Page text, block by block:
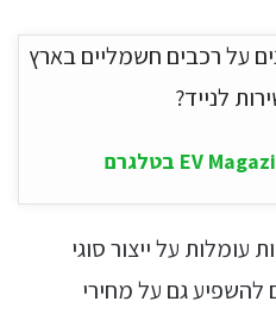
על רכבים חשמליים בארץ
לנייד?
עומלות על ייצור סוגי
להשפיע גם על מחירי